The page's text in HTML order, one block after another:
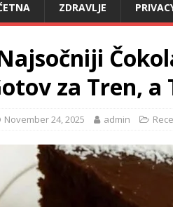
ZDRAVLJE
za Tren, a
November 24, 2025 admin